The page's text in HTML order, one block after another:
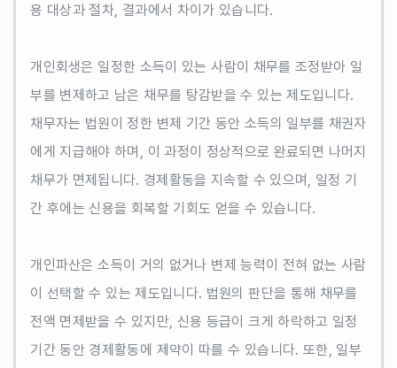
용 대상과 절차, 결과에서 차이가 있습니다.
개인회생은 일정한 소득이 있는 사람이 채무를 조정받아 일
부를 변제하고 남은 채무를 탕감받을 수 있는 제도입니다.
채무자는 법원이 정한 변제 기간 동안 소득의 일부를 채권자
에게 지급해야 하며, 이 과정이 정상적으로 완료되면 나머지
채무가 면제됩니다. 경제활동을 지속할 수 있으며, 일정 기
간 후에는 신용을 회복할 기회도 얻을 수 있습니다.
개인파산은 소득이 거의 없거나 변제 능력이 전혀 없는 사람
이 선택할 수 있는 제도입니다. 법원의 판단을 통해 채무를
전액 면제받을 수 있지만, 신용 등급이 크게 하락하고 일정
기간 동안 경제활동에 제약이 따를 수 있습니다. 또한, 일부